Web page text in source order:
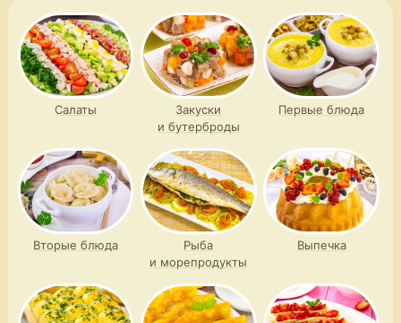
Салаты
Закуски
и бутерброды
Первые блюда
Вторые блюда
Рыба
и морепродукты
Выпечка